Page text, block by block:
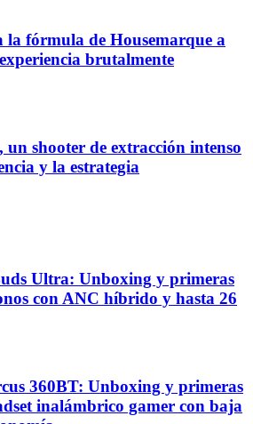
la fórmula de Housemarque a
brutalmente
shooter de extracción intenso
y la estrategia
Ultra: Unboxing y primeras
con ANC híbrido y hasta 26
360BT: Unboxing y primeras
inalámbrico gamer con baja